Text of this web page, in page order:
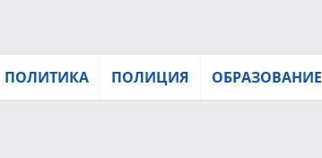
ПОЛИТИКА ПОЛИЦИЯ ОБРАЗОВАНИЕ